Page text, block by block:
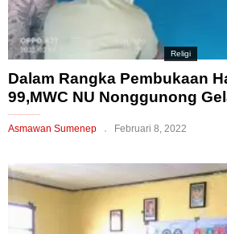
Religi
Dalam Rangka Pembukaan
99,MWC NU Nonggunong
Asmawan Sumenep Februari 8, 2022